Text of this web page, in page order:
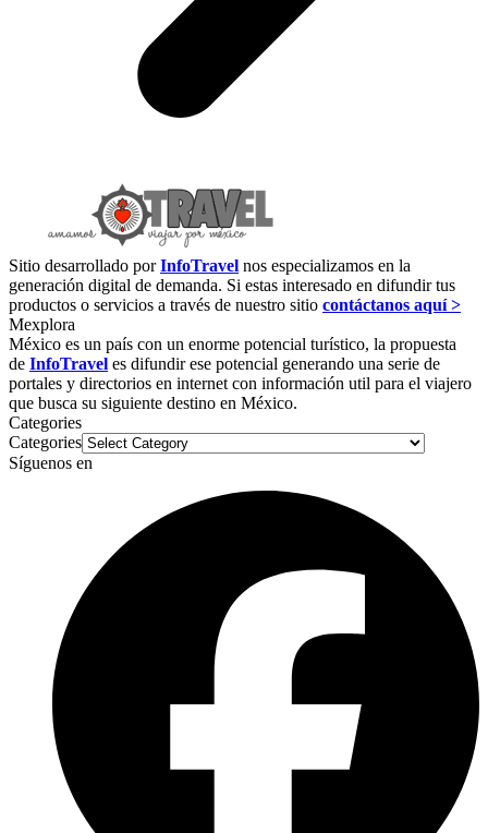
Sitio desarrollado porInfoTravel nos especializamos en la
generación digital de demanda. Si estas interesado en difundir tus
productos o servicios a través de nuestro sitio contáctanos aquí >
Mexplora
México es un país con un enorme potencial turístico, la propuesta
de InfoTravel es difundir ese potencial generando una serie de
portales y directorios en internet con información util para el viajero
que busca su siguiente destino en México.
Categories
Categories
Síguenos en